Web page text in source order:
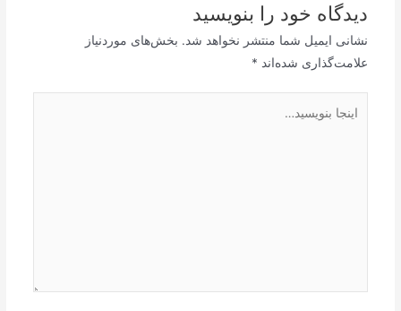
دیدگاه‌ خود را بنویسید
نشانی ایمیل شما منتشر نخواهد شد. بخش‌های موردنیاز
علامت‌گذاری شده‌اند *
بنویسید…